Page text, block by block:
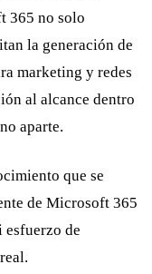
365 no solo
la generación de
marketing y redes
al alcance dentro
aparte.
que se
de Microsoft 365
de